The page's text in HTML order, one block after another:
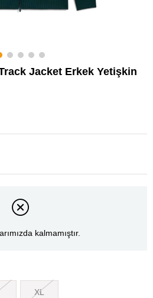
Jacket Erkek Yetişkin
kalmamıştır.
XL